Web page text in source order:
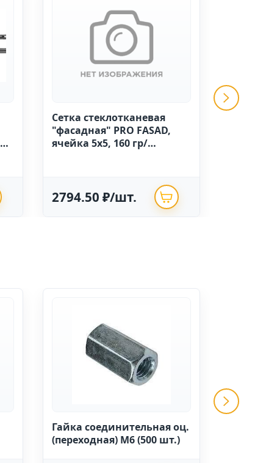
Сетка стеклотканевая
"фасадная" PRO FASAD,
ячейка 5х5, 160 гр/
2794.50 ₽/шт.
Гайка соединительная оц.
(переходная) М6 (500 шт.)